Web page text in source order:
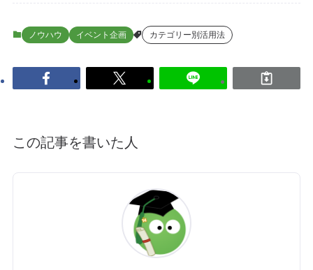
ノウハウ イベント企画 カテゴリー別活用法
この記事を書いた人